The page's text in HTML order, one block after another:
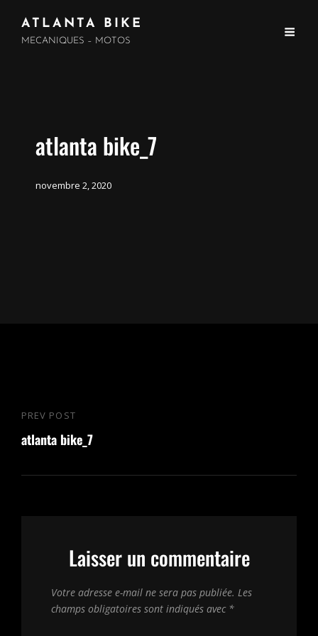
ATLANTA BIKE
MECANIQUES – MOTOS
atlanta bike_7
novembre 2, 2020
Navigation
de
Previous
Post
PREV POST
atlanta bike_7
Laisser un commentaire
Votre adresse e-mail ne sera pas publiée. Les
champs obligatoires sont indiqués avec *